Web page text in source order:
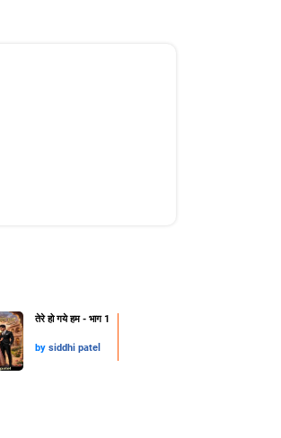
तेरे हो गये हम - भाग 1
by siddhi patel